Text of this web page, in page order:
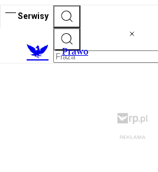
Serwisy
Prawo